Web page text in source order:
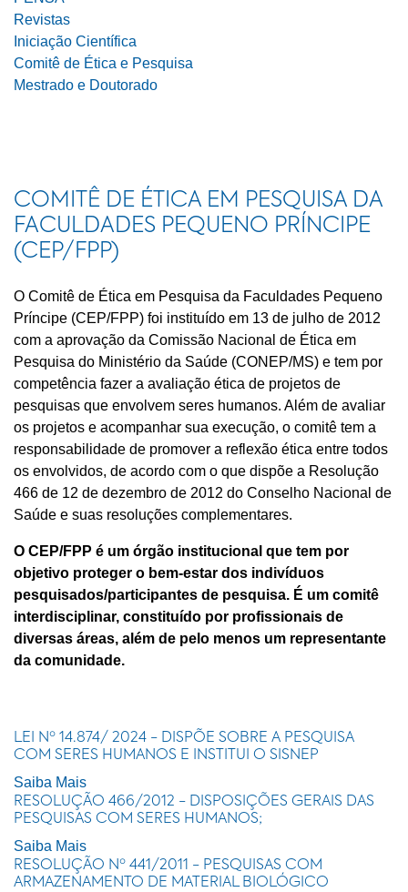
Revistas
Iniciação Científica
Comitê de Ética e Pesquisa
Mestrado e Doutorado
COMITÊ DE ÉTICA EM PESQUISA DA
FACULDADES PEQUENO PRÍNCIPE
(CEP/FPP)
O Comitê de Ética em Pesquisa da Faculdades Pequeno
Príncipe (CEP/FPP) foi instituído em 13 de julho de 2012
com a aprovação da Comissão Nacional de Ética em
Pesquisa do Ministério da Saúde (CONEP/MS) e tem por
competência fazer a avaliação ética de projetos de
pesquisas que envolvem seres humanos. Além de avaliar
os projetos e acompanhar sua execução, o comitê tem a
responsabilidade de promover a reflexão ética entre todos
os envolvidos, de acordo com o que dispõe a Resolução
466 de 12 de dezembro de 2012 do Conselho Nacional de
Saúde e suas resoluções complementares.
O CEP/FPP é um órgão institucional que tem por
objetivo proteger o bem-estar dos indivíduos
pesquisados/participantes de pesquisa. É um comitê
interdisciplinar, constituído por profissionais de
diversas áreas, além de pelo menos um representante
da comunidade.
LEI Nº 14.874/ 2024 - DISPÕE SOBRE A PESQUISA
COM SERES HUMANOS E INSTITUI O SISNEP
Saiba Mais
RESOLUÇÃO 466/2012 - DISPOSIÇÕES GERAIS DAS
PESQUISAS COM SERES HUMANOS;
Saiba Mais
RESOLUÇÃO Nº 441/2011 - PESQUISAS COM
ARMAZENAMENTO DE MATERIAL BIOLÓGICO